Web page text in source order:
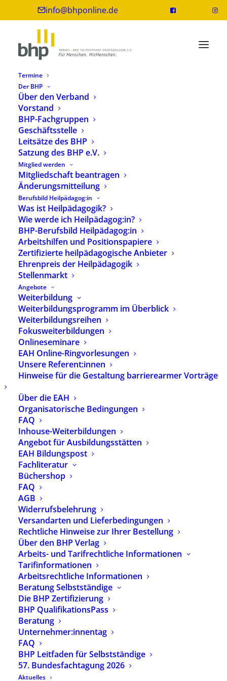
info@bhponline.de
Termine
Der BHP
Über den Verband
Vorstand
BHP-Fachgruppen
Geschäftsstelle
Leitsätze des BHP
Satzung des BHP e.V.
Mitglied werden
Mitgliedschaft beantragen
Änderungsmitteilung
Berufsbild Heilpädagog:in
Was ist Heilpädagogik?
Wie werde ich Heilpädagog:in?
BHP-Berufsbild Heilpädagog:in
Arbeitshilfen und Positionspapiere
Zertifizierte heilpädagogische Anbieter
Ehrenpreis der Heilpädagogik
Stellenmarkt
Angebote
Weiterbildung
Weiterbildungsprogramm im Überblick
Weiterbildungsreihen
Fokusweiterbildungen
Onlineseminare
EAH Online-Ringvorlesungen
Unsere Referent:innen
Hinweise für die Gestaltung barrierearmer Vorträge
Über die EAH
Organisatorische Bedingungen
FAQ
Inhouse-Weiterbildungen
Angebot für Ausbildungsstätten
EAH Bildungspost
Fachliteratur
Büchershop
FAQ
AGB
Widerrufsbelehrung
Versandarten und Lieferbedingungen
Rechtliche Hinweise zur Ihrer Bestellung
Über den BHP Verlag
Arbeits- und Tarifrechtliche Informationen
Tarifinformationen
Arbeitsrechtliche Informationen
Beratung Selbstständige
Die BHP Zertifizierung
BHP QualifikationsPass
Beratung
Unternehmer:innentag
FAQ
BHP Leitfaden für Selbstständige
57. Bundesfachtagung 2026
Aktuelles
Diagnostik
Media not available
Bunte Steine –
Mein
Entwicklungsha
us |
Diagnostikset
Sprachentwickl
ungsmaterial